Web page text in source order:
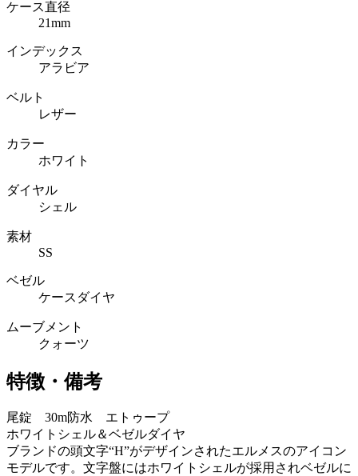
ケース直径
21mm
インデックス
アラビア
ベルト
レザー
カラー
ホワイト
ダイヤル
シェル
素材
SS
ベゼル
ケースダイヤ
ムーブメント
クォーツ
特徴・備考
尾錠 30m防水 エトゥープ
ホワイトシェル＆ベゼルダイヤ
ブランドの頭文字“H”がデザインされたエルメスのアイコン
モデルです。文字盤にはホワイトシェルが採用されベゼルに